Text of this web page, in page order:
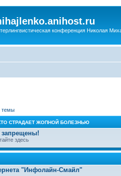
конференция Николая
темы
СТРАДАЕТ ЖОПНОЙ БОЛЕЗНЬЮ
запрещены!
здесь
"Инфолайн-Смайл"